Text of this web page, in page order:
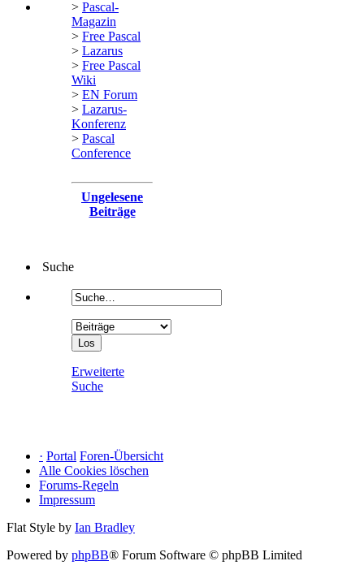
> Pascal-
Magazin
> Free Pascal
> Lazarus
> Free Pascal
Wiki
> EN Forum
> Lazarus-
Konferenz
> Pascal
Conference
Ungelesene
Beiträge
Suche
Erweiterte
Suche
· Portal Foren-Übersicht
Alle Cookies löschen
Forums-Regeln
Impressum
Flat Style by Ian Bradley
Powered by phpBB® Forum Software © phpBB Limited